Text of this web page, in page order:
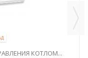
КОТЛОМ...